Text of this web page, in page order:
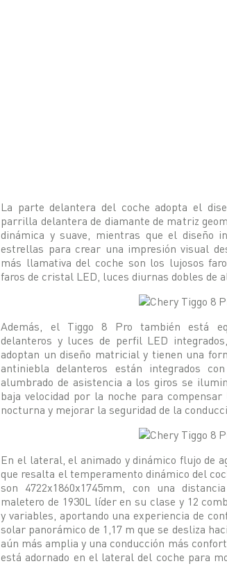
La parte delantera del coche adopta el
parrilla delantera de diamante de matriz
dinámica y suave, mientras que el diseño
estrellas para crear una impresión visual
más llamativa del coche son los lujosos
faros de cristal LED, luces diurnas dobles de
Además, el Tiggo 8 Pro también está
delanteros y luces de perfil LED
adoptan un diseño matricial y tienen una
antiniebla delanteros están integrados
alumbrado de asistencia a los giros se
baja velocidad por la noche para
nocturna y mejorar la seguridad de la
En el lateral, el animado y dinámico flujo de
que resalta el temperamento dinámico del
son 4722x1860x1745mm, con una
maletero de 1930L líder en su clase y 12
y variables, aportando una experiencia de
solar panorámico de 1,17 m que se desliza
aún más amplia y una conducción más
está adornado en el lateral del coche para